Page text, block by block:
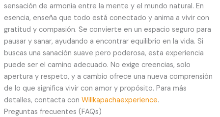
sensación de armonía entre la mente y el mundo natural. En
esencia, enseña que todo está conectado y anima a vivir con
gratitud y compasión. Se convierte en un espacio seguro para
pausar y sanar, ayudando a encontrar equilibrio en la vida. Si
buscas una sanación suave pero poderosa, esta experiencia
puede ser el camino adecuado. No exige creencias, solo
apertura y respeto, y a cambio ofrece una nueva comprensión
de lo que significa vivir con amor y propósito. Para más
detalles, contacta con Willkapachaexperience.
Preguntas frecuentes (FAQs)